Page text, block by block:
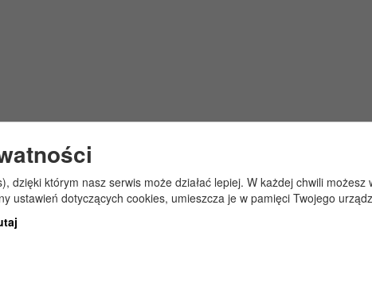
dzięki którym nasz serwis może działać lepiej. W każdej chwili
ustawień dotyczących cookies, umieszcza je w pamięci Twojego